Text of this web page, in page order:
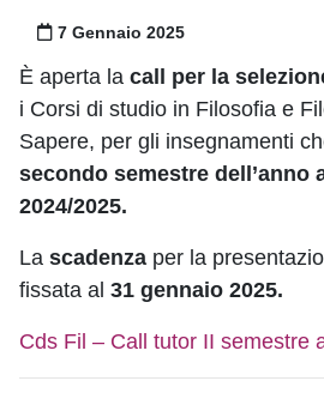
Pubblicato il
7 Gennaio 2025
È aperta la call per la
i Corsi di studio in Filosofia e
Sapere, per gli insegnamenti
secondo semestre dell’anno
2024/2025.
La scadenza per la
fissata al 31 gennaio 2025.
Cds Fil – Call tutor II semestre